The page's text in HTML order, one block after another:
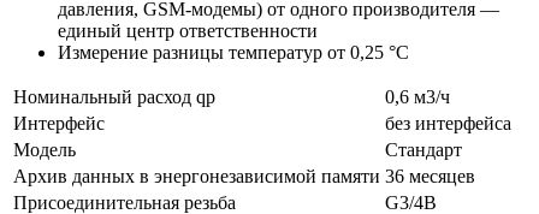
давления, GSM-модемы) от одного производителя —
единый центр ответственности
Измерение разницы температур от 0,25 °С
Номинальный расход qp
0,6 м3/ч
Интерфейс
без интерфейса
Модель
Стандарт
Архив данных в энергонезависимой памяти 36 месяцев
Присоединительная резьба
G3/4B